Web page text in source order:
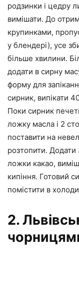
родзинки і цедру
вимішати. До
крупинками,
у блендері), усе
більше хвилини.
додати в сирну
форму для
сирник, випікати
Поки сирник
ложку масла і 2
поставити на
розтопити. Додати
ложки какао,
кипіння. Готовий
помістити в
2.